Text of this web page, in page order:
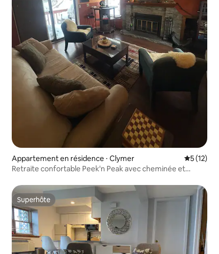
Appartement en résidence ⋅ Clymer
5 (12)
Retraite confortable Peek'n Peak avec cheminée et
Superhôte
Superhôte